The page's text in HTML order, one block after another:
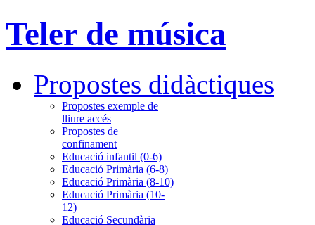
Teler de música
Propostes didàctiques
Propostes exemple de
lliure accés
Propostes de
confinament
Educació infantil (0-6)
Educació Primària (6-8)
Educació Primària (8-10)
Educació Primària (10-
12)
Educació Secundària